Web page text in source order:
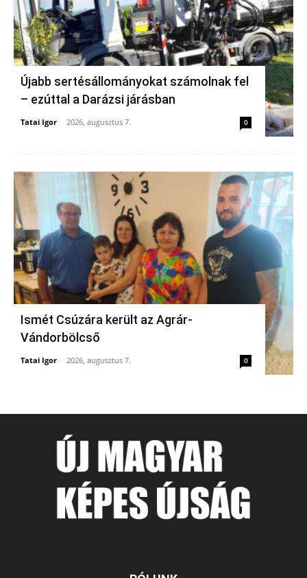
Újabb sertésállományokat számolnak fel
– ezúttal a Darázsi járásban
Tatai Igor - 2026, augusztus 7. 0
Ismét Csúzára került az Agrár-
Vándorbölcső
Tatai Igor - 2026, augusztus 7. 0